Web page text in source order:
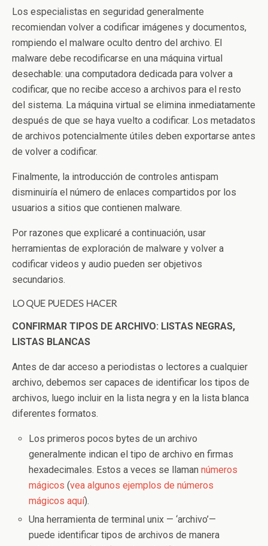
Los especialistas en seguridad generalmente
recomiendan volver a codificar imágenes y documentos,
rompiendo el malware oculto dentro del archivo. El
malware debe recodificarse en una máquina virtual
desechable: una computadora dedicada para volver a
codificar, que no recibe acceso a archivos para el resto
del sistema. La máquina virtual se elimina inmediatamente
después de que se haya vuelto a codificar. Los metadatos
de archivos potencialmente útiles deben exportarse antes
de volver a codificar.
Finalmente, la introducción de controles antispam
disminuiría el número de enlaces compartidos por los
usuarios a sitios que contienen malware.
Por razones que explicaré a continuación, usar
herramientas de exploración de malware y volver a
codificar videos y audio pueden ser objetivos
secundarios.
LO QUE PUEDES HACER
CONFIRMAR TIPOS DE ARCHIVO: LISTAS NEGRAS,
LISTAS BLANCAS
Antes de dar acceso a periodistas o lectores a cualquier
archivo, debemos ser capaces de identificar los tipos de
archivos, luego incluir en la lista negra y en la lista blanca
diferentes formatos.
Los primeros pocos bytes de un archivo
generalmente indican el tipo de archivo en firmas
hexadecimales. Estos a veces se llamannúmeros
mágicos (vea algunos ejemplos de números
mágicos aquí).
Una herramienta de terminal unix — ‘archivo’—
puede identificar tipos de archivos de manera